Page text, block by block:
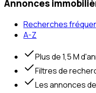
Annonces
Recherches
A-Z
Plus de 1,5 M
Filtres de
Les annonces